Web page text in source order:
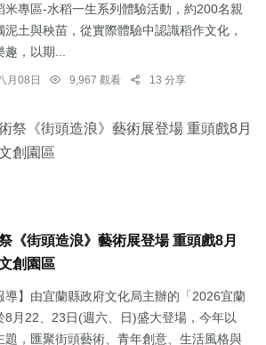
米專區-水稻一生系列體驗活動，約200名親
土與秧苗，從實際體驗中認識稻作文化，
，以期...
月08日 9,967 觀看 13 分享
《街頭造浪》藝術展登場 重頭戲8月
創園區
導】由宜蘭縣政府文化局主辦的「2026宜蘭
8月22、23日(週六、日)盛大登場，今年以
題，匯聚街頭藝術、青年創意、生活風格與